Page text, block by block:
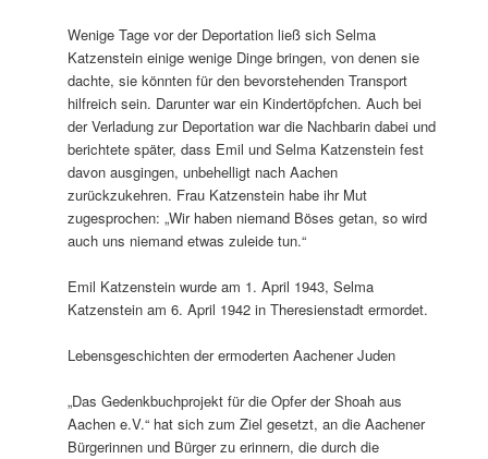
Wenige Tage vor der Deportation ließ sich Selma
Katzenstein einige wenige Dinge bringen, von denen sie
dachte, sie könnten für den bevorstehenden Transport
hilfreich sein. Darunter war ein Kindertöpfchen. Auch bei
der Verladung zur Deportation war die Nachbarin dabei und
berichtete später, dass Emil und Selma Katzenstein fest
davon ausgingen, unbehelligt nach Aachen
zurückzukehren. Frau Katzenstein habe ihr Mut
zugesprochen: „Wir haben niemand Böses getan, so wird
auch uns niemand etwas zuleide tun.“
Emil Katzenstein wurde am 1. April 1943, Selma
Katzenstein am 6. April 1942 in Theresienstadt ermordet.
Lebensgeschichten der ermoderten Aachener Juden
„Das Gedenkbuchprojekt für die Opfer der Shoah aus
Aachen e.V.“ hat sich zum Ziel gesetzt, an die Aachener
Bürgerinnen und Bürger zu erinnern, die durch die